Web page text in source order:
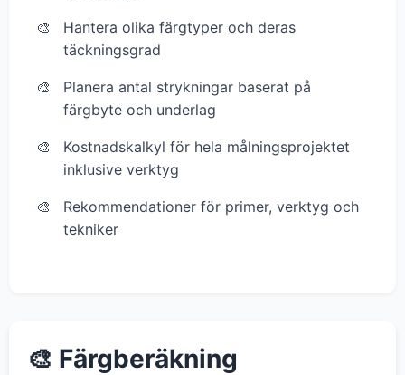
Hantera olika färgtyper och deras
täckningsgrad
Planera antal strykningar baserat på
färgbyte och underlag
Kostnadskalkyl för hela målningsprojektet
inklusive verktyg
Rekommendationer för primer, verktyg och
tekniker
🎨 Färgberäkning